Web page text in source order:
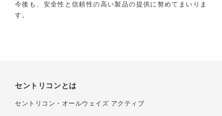
今後も、安全性と信頼性の高い製品の提供に努めてまいりま
す。
セントリコンとは
セントリコン・ オールウェイズ アクティブ